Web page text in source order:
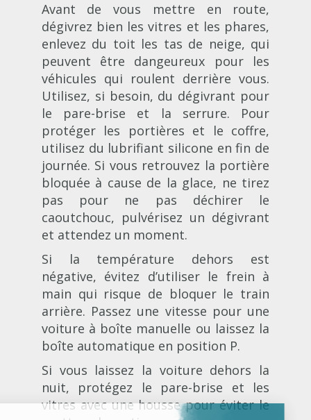
Avant de vous mettre en route,
dégivrez bien les vitres et les phares,
enlevez du toit les tas de neige, qui
peuvent être dangeureux pour les
véhicules qui roulent derrière vous.
Utilisez, si besoin, du dégivrant pour
le pare-brise et la serrure. Pour
protéger les portières et le coffre,
utilisez du lubrifiant silicone en fin de
journée. Si vous retrouvez la portière
bloquée à cause de la glace, ne tirez
pas pour ne pas déchirer le
caoutchouc, pulvérisez un dégivrant
et attendez un moment.
Si la température dehors est
négative, évitez d’utiliser le frein à
main qui risque de bloquer le train
arrière. Passez une vitesse pour une
voiture à boîte manuelle ou laissez la
boîte automatique en position P.
Si vous laissez la voiture dehors la
nuit, protégez le pare-brise et les
vitres avec une housse pour éviter le